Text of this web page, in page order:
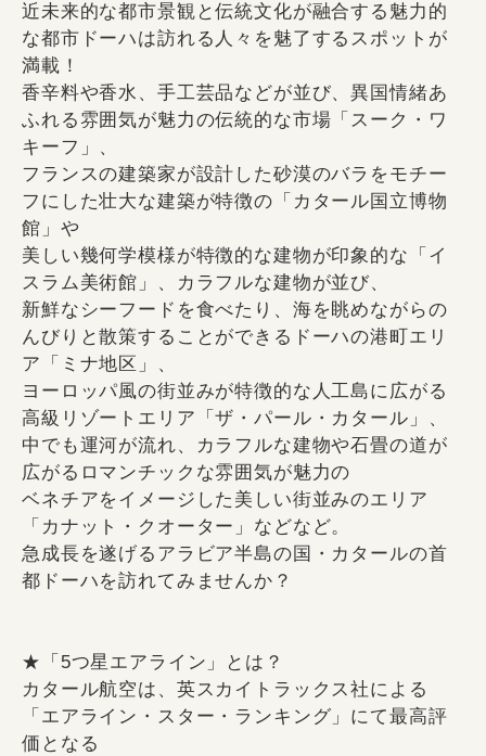
近未来的な都市景観と伝統文化が融合する魅力的
な都市ドーハは訪れる人々を魅了するスポットが
満載！
香辛料や香水、手工芸品などが並び、異国情緒あ
ふれる雰囲気が魅力の伝統的な市場「スーク・ワ
キーフ」、
フランスの建築家が設計した砂漠のバラをモチー
フにした壮大な建築が特徴の「カタール国立博物
館」や
美しい幾何学模様が特徴的な建物が印象的な「イ
スラム美術館」、カラフルな建物が並び、
新鮮なシーフードを食べたり、海を眺めながらの
んびりと散策することができるドーハの港町エリ
ア「ミナ地区」、
ヨーロッパ風の街並みが特徴的な人工島に広がる
高級リゾートエリア「ザ・パール・カタール」、
中でも運河が流れ、カラフルな建物や石畳の道が
広がるロマンチックな雰囲気が魅力の
ベネチアをイメージした美しい街並みのエリア
「カナット・クオーター」などなど。
急成長を遂げるアラビア半島の国・カタールの首
都ドーハを訪れてみませんか？
★「5つ星エアライン」とは？
カタール航空は、英スカイトラックス社による
「エアライン・スター・ランキング」にて最高評
価となる